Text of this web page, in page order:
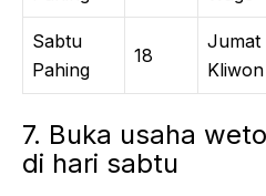
Sabtu
Pahing
18
Jumat
Kliwon
7. Buka usaha
di hari sabtu